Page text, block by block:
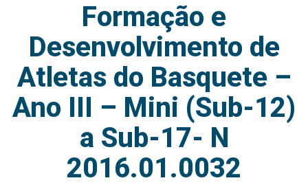
Formação e
Desenvolvimento de
Atletas do Basquete –
Ano III – Mini (Sub-12)
a Sub-17- N
2016.01.0032